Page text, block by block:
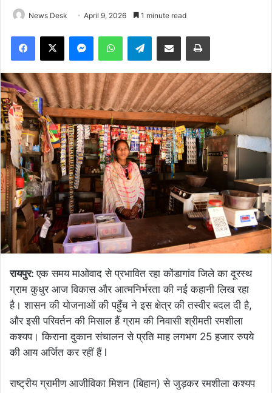
News Desk April 9, 2026 1 minute read
Facebook
X MessengerWhatsAppTelegramShare via Email Print
रायपुर:एक समय माओवाद से प्रभावित रहा कोंडागांव जिले का दूरस्थ
ग्राम कुधुर आज विकास और आत्मनिर्भरता की नई कहानी लिख रहा
है। शासन की योजनाओं की पहुँच ने इस क्षेत्र की तस्वीर बदल दी है,
और इसी परिवर्तन की मिसाल हैं ग्राम की निवासी श्रीमती रमशीला
कश्यप। किराना दुकान संचालन से प्रति माह लगभग 25 हजार रुपये
की आय अर्जित कर रहीं हैं l
राष्ट्रीय ग्रामीण आजीविका मिशन (बिहान) से जुड़कर रमशीला कश्यप